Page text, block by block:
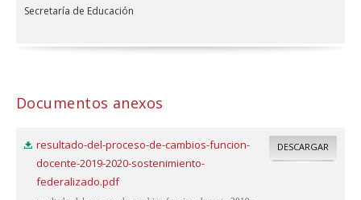
Secretaría de Educación
Documentos anexos
resultado-del-proceso-de-cambios-funcion-
docente-2019-2020-sostenimiento-
federalizado.pdf
DESCARGAR